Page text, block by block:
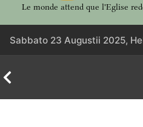
Le monde attend que l'Eglise
Sabbato 23 Augustii 2025,